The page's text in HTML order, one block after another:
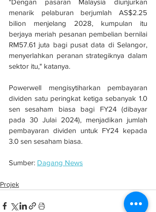
menarik pelaburan berjumlah AS$2.25
bilion menjelang 2028, kumpulan itu
berjaya meriah pesanan pembelian bernilai
RM57.61 juta bagi pusat data di Selangor,
menyerlahkan peranan strategiknya dalam
sektor itu," katanya.
Powerwell mengisytiharkan pembayaran
dividen satu peringkat ketiga sebanyak 1.0
sen sesaham biasa bagi FY24 (dibayar
pada 30 Julai 2024), menjadikan jumlah
pembayaran dividen untuk FY24 kepada
3.0 sen sesaham biasa.
Sumber: Dagang News
Projek